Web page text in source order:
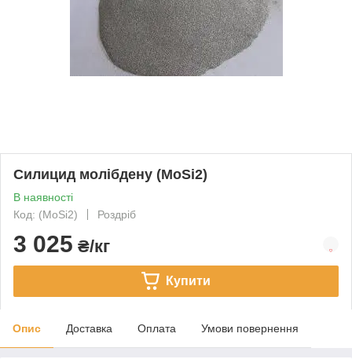
Силицид молібдену (MoSi2)
В наявності
Код: (MoSi2)
Роздріб
3 025 ₴/кг
Купити
Опис Доставка Оплата Умови повернення